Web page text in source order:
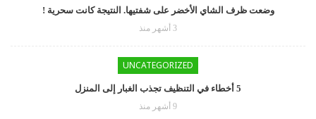
وضعت ظرف الشاي الأخضر على شفتيها. النتيجة كانت سحرية !
3 أشهر منذ
UNCATEGORIZED
5 أخطاء في التنظيف تجذب الغبار إلى المنزل
9 أشهر منذ